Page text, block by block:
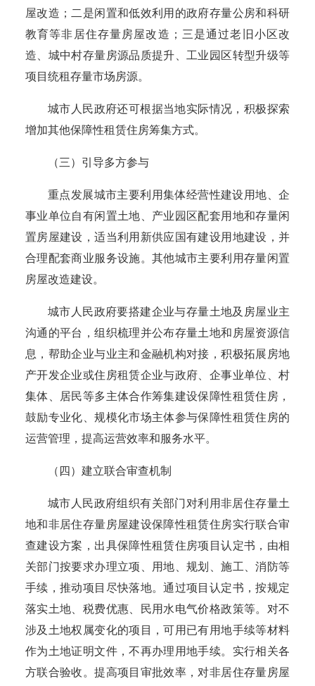
屋改造；二是闲置和低效利用的政府存量公房和科研
教育等非居住存量房屋改造；三是通过老旧小区改
造、城中村存量房源品质提升、工业园区转型升级等
项目统租存量市场房源。
城市人民政府还可根据当地实际情况，积极探索
增加其他保障性租赁住房筹集方式。
（三）引导多方参与
重点发展城市主要利用集体经营性建设用地、企
事业单位自有闲置土地、产业园区配套用地和存量闲
置房屋建设，适当利用新供应国有建设用地建设，并
合理配套商业服务设施。其他城市主要利用存量闲置
房屋改造建设。
城市人民政府要搭建企业与存量土地及房屋业主
沟通的平台，组织梳理并公布存量土地和房屋资源信
息，帮助企业与业主和金融机构对接，积极拓展房地
产开发企业或住房租赁企业与政府、企事业单位、村
集体、居民等多主体合作筹集建设保障性租赁住房，
鼓励专业化、规模化市场主体参与保障性租赁住房的
运营管理，提高运营效率和服务水平。
（四）建立联合审查机制
城市人民政府组织有关部门对利用非居住存量土
地和非居住存量房屋建设保障性租赁住房实行联合审
查建设方案，出具保障性租赁住房项目认定书，由相
关部门按要求办理立项、用地、规划、施工、消防等
手续，推动项目尽快落地。通过项目认定书，按规定
落实土地、税费优惠、民用水电气价格政策等。对不
涉及土地权属变化的项目，可用已有用地手续等材料
作为土地证明文件，不再办理用地手续。 实行相关各
方联合验收。提高项目审批效率，对非居住存量房屋